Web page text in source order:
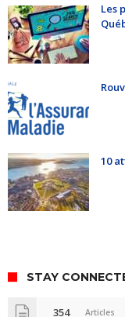
Les
10
STAY
354 Articles